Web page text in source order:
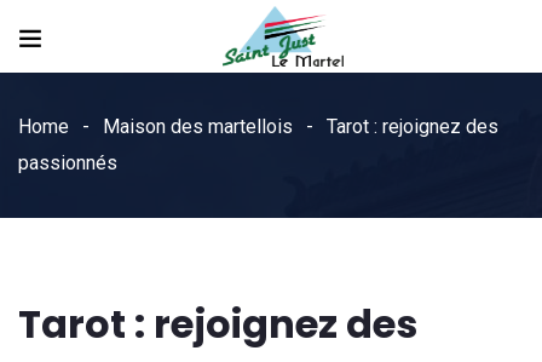
Home Maison des martellois
Tarot : rejoignez des
passionnés
Tarot : rejoignez des